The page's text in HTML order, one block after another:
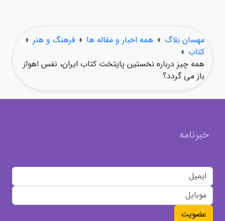
مهسان بلاگ » همه اخبار و مقاله ها » فرهنگ و هنر »
کتاب »
همه چیز درباره نخستین پایتخت کتاب ایران، نفس اهواز
باز می گردد؟
خبرنامه
عضویت